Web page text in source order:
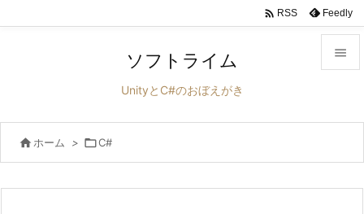


前へ
 RSS Feedly
ソフトライム
UnityとC#のおぼえがき
 ホーム > C#